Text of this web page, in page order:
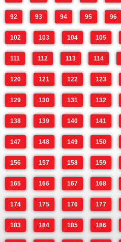
92 93 94 95 96
102 103 104 105
111 112 113 114
120 121 122 123
129 130 131 132
138 139 140 141
147 148 149 150
156 157 158 159
165 166 167 168
174 175 176 177
183 184 185 186